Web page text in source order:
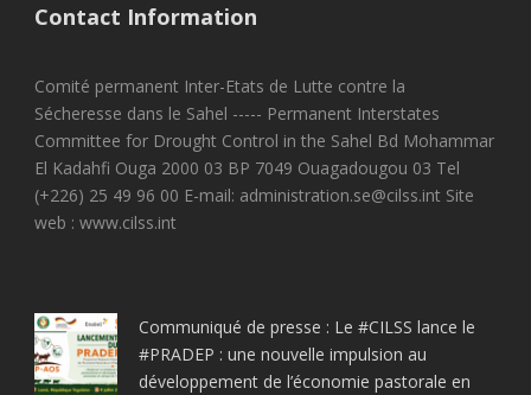
Contact Information
Comité permanent Inter-Etats de Lutte contre la
Sécheresse dans le Sahel ----- Permanent Interstates
Committee for Drought Control in the Sahel Bd Mohammar
El Kadahfi Ouga 2000 03 BP 7049 Ouagadougou 03 Tel
(+226) 25 49 96 00 E-mail: administration.se@cilss.int Site
web : www.cilss.int
Communiqué de presse : Le #CILSS lance le
#PRADEP : une nouvelle impulsion au
développement de l’économie pastorale en